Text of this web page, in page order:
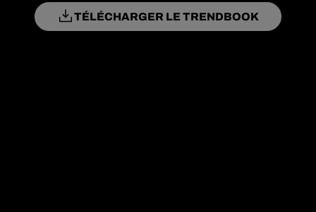
TÉLÉCHARGER LE TRENDBOOK